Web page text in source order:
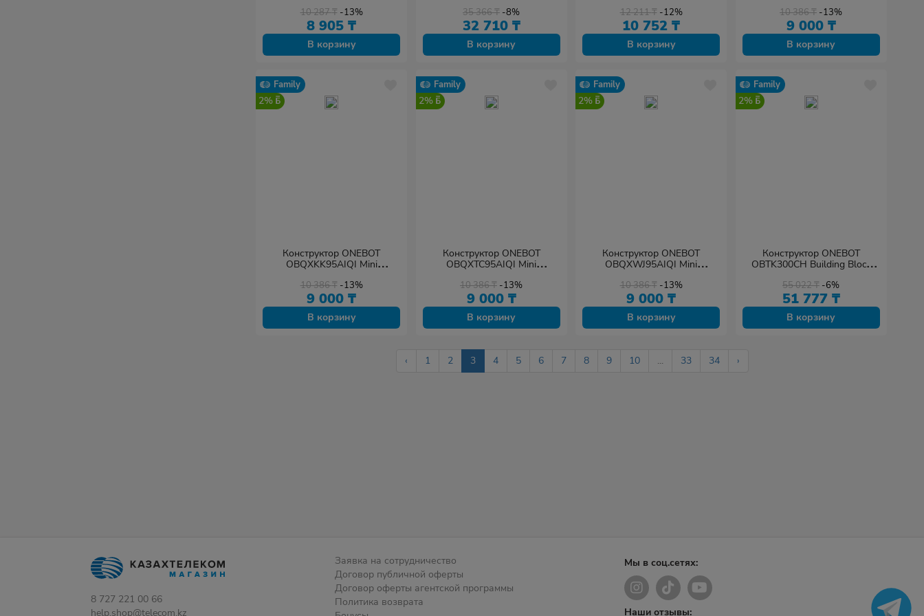
10 287₸ -13%
8 905 ₸
В корзину
1600+
35 366₸ -8%
32 710 ₸
В корзину
12 211₸ -12%
10 752 ₸
В корзину
10 386₸ -13%
9 000 ₸
В корзину
Family
2%
Конструктор ONEBOT
OBQXKK95AIQI Mini
10 386₸ -13%
9 000 ₸
В корзину
Family
2%
Конструктор ONEBOT
OBQXTC95AIQI Mini
10 386₸ -13%
9 000 ₸
В корзину
Family
2%
Конструктор ONEBOT
OBQXWJ95AIQI Mini
10 386₸ -13%
9 000 ₸
В корзину
Family
2%
Конструктор ONEBOT
OBTK300CH Building Block
2500+
55 022₸ -6%
51 777 ₸
В корзину
‹ 1 2 3 4 5 6 7 8 9 10 ... 33 34 ›
8 727 221 00 66
help.shop@telecom.kz
Заявка на сотрудничество
Договор публичной оферты
Договор оферты агентской программы
Политика возврата
Мы в соц.сетях:
Наши отзывы: